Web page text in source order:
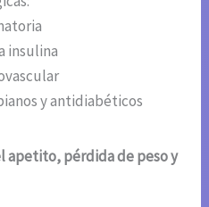
insulina
y antidiabéticos
apetito, pérdida de peso y